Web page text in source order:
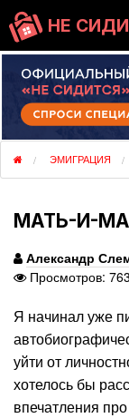
НЕ
ЭМИГРАЦИЯ
МАТЬ-И-
Александр
Просмотров:
Я начинал уже
уйти от
хотелось бы
впечатления